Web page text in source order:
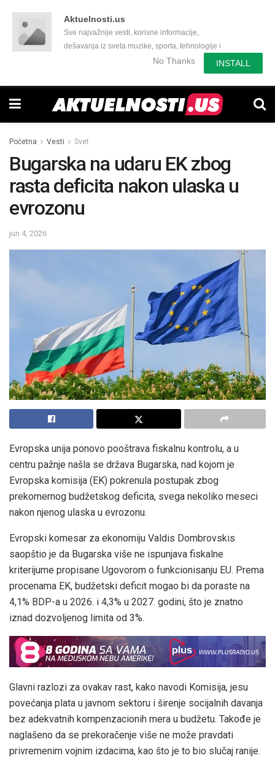
Aktuelnosti.us
Sve najvažnije vesti, korisne informacije,
dešavanja iz sveta muzike, sporta, tehnologije i
još mnogo toga zanimljivog.No Thanks INSTALL
Početna Vesti Svet
Bugarska na udaru EK zbog
rasta deficita nakon ulaska u
evrozonu
jun 4, 2026
Evropska unija ponovo pooštrava fiskalnu kontrolu, a u
centru pažnje našla se država Bugarska, nad kojom je
Evropska komisija (EK) pokrenula postupak zbog
prekomernog budžetskog deficita, svega nekoliko meseci
nakon njenog ulaska u evrozonu.
Evropski komesar za ekonomiju Valdis Dombrovskis
saopštio je da Bugarska više ne ispunjava fiskalne
kriterijume propisane Ugovorom o funkcionisanju EU. Prema
procenama EK, budžetski deficit mogao bi da poraste na
4,1% BDP-a u 2026. i 4,3% u 2027. godini, što je znatno
iznad dozvoljenog limita od 3%.
Glavni razlozi za ovakav rast, kako navodi Komisija, jesu
povećanja plata u javnom sektoru i širenje socijalnih davanja
bez adekvatnih kompenzacionih mera u budžetu. Takođe je
naglašeno da se prekoračenje više ne može pravdati
privremenim vojnim izdacima, kao što je to bio slučaj ranije.